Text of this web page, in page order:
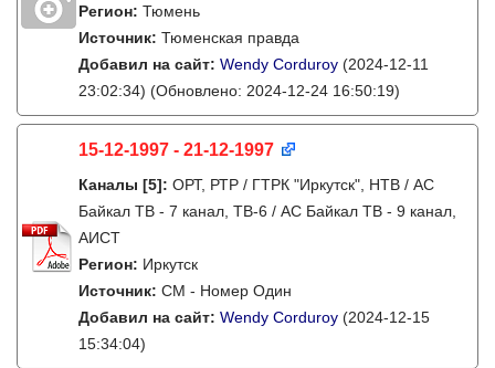
Регион: Тюмень
Источник: Тюменская правда
Добавил на сайт: Wendy Corduroy (2024-12-11
23:02:34) (Обновлено: 2024-12-24 16:50:19)
15-12-1997 - 21-12-1997
Каналы [5]: ОРТ, РТР / ГТРК "Иркутск", НТВ / АС
Байкал ТВ - 7 канал, ТВ-6 / АС Байкал ТВ - 9 канал,
АИСТ
Регион: Иркутск
Источник: СМ - Номер Один
Добавил на сайт: Wendy Corduroy (2024-12-15
15:34:04)